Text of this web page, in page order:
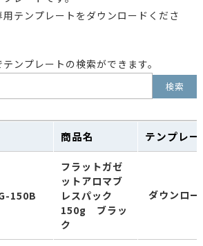
テンプレートをダウンロードくださ
ンプレートの検索ができます。
商品名 テンプレー
150B
フラットガゼ
ットアロマブ
レスパック
150g ブラッ
ク
ダウンロー